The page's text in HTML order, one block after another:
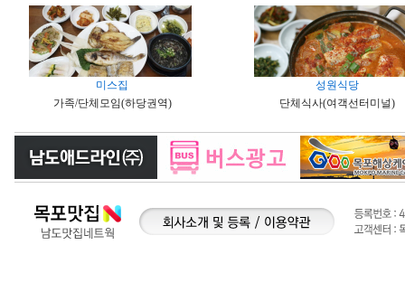
미스집
가족/단체모임(하당권역)
성원식당
단체식사(여객선터미널)